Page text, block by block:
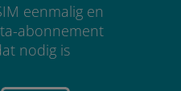
eenmalig en
abonnement
nodig is